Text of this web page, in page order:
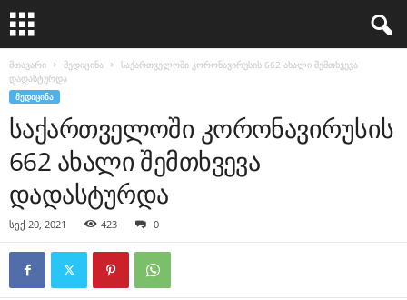
მთავარი მედიცინა
საქართველოში კორონავირუსის 662 ახალი შემთხვევა
დადასტურდა
ᲛᲔᲓᲘᲪᲘᲜᲐ
საქართველოში კორონავირუსის
662 ახალი შემთხვევა
დადასტურდა
სექ 20, 2021 423 0